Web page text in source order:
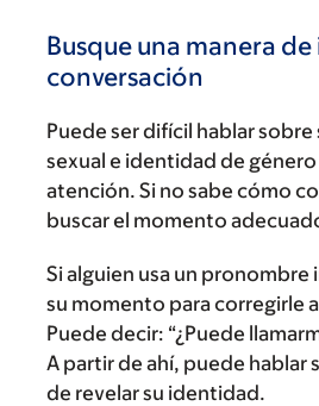
Busque una manera de
conversación
Puede ser difícil hablar
sexual e identidad de
atención. Si no sabe cómo
buscar el momento
Si alguien usa un pronombre
su momento para corregirle
Puede decir: “¿Puede
A partir de ahí, puede hablar
de revelar su identidad.